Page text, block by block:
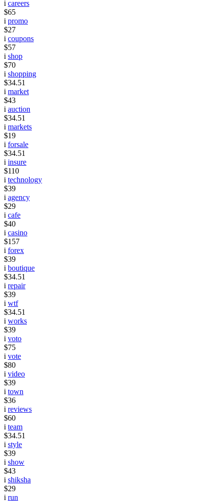
i careers
$65
i promo
$27
i coupons
$57
i shop
$70
i shopping
$34.51
i market
$43
i auction
$34.51
i markets
$19
i forsale
$34.51
i insure
$110
i technology
$39
i agency
$29
i cafe
$40
i casino
$157
i forex
$39
i boutique
$34.51
i repair
$39
i wtf
$34.51
i works
$39
i voto
$75
i vote
$80
i video
$39
i town
$36
i reviews
$60
i team
$34.51
i style
$39
i show
$43
i shiksha
$29
i run